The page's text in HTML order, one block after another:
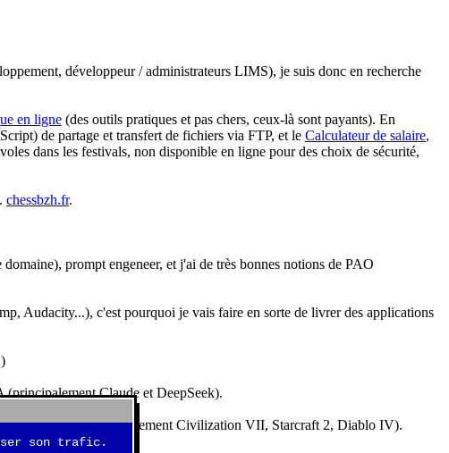
développeur / administrateurs LIMS), je suis donc en recherche
en ligne (des outils pratiques et pas chers, ceux-là sont payants). En
de partage et transfert de fichiers via FTP, et le Calculateur de salaire,
dans les festivals, non disponible en ligne pour des choix de sécurité,
chessbzh.fr.
prompt engeneer, et j'ai de très bonnes notions de PAO
Audacity...), c'est pourquoi je vais faire en sorte de livrer des applications
Claude et DeepSeek).
jeux vidéos (essentiellement Civilization VII, Starcraft 2, Diablo IV).
son trafic.